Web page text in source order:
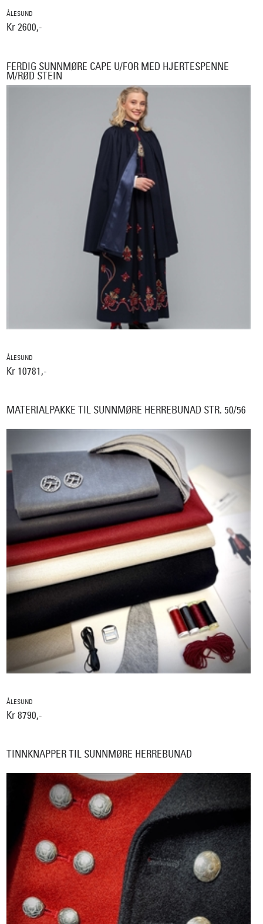
ÅLESUND
Kr 2600,-
FERDIG SUNNMØRE CAPE U/FOR MED HJERTESPENNE
M/RØD STEIN
ÅLESUND
Kr 10781,-
MATERIALPAKKE TIL SUNNMØRE HERREBUNAD STR. 50/56
ÅLESUND
Kr 8790,-
TINNKNAPPER TIL SUNNMØRE HERREBUNAD